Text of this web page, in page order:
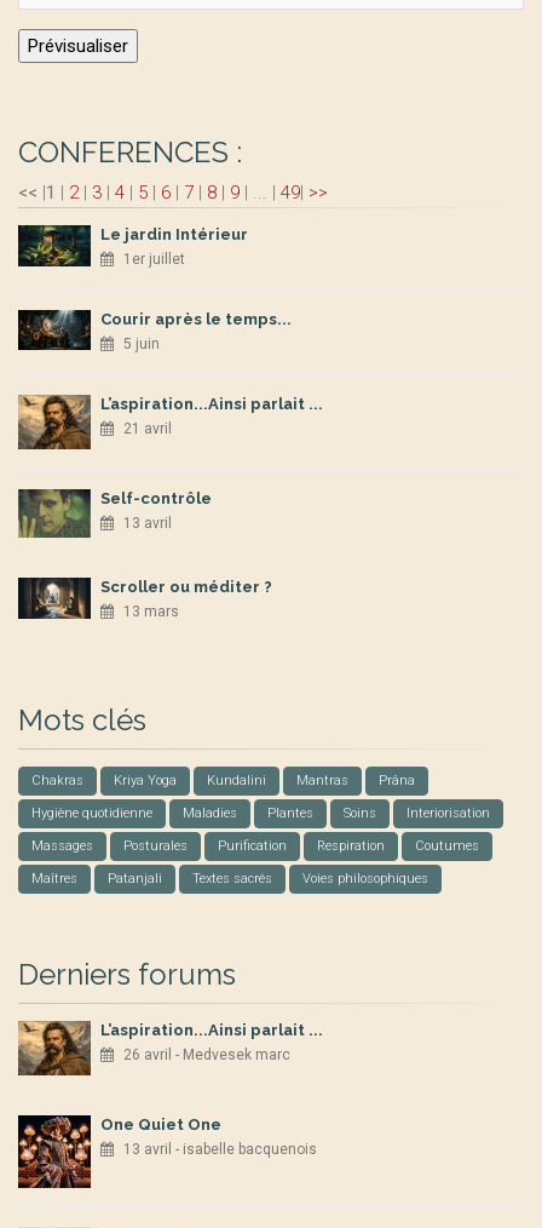
CONFERENCES :
<< |1 | 2| 3 | 4 | 5 | 6 | 7 | 8 | 9 | ... | 49| >>
Le jardin Intérieur
1er juillet
Courir après le temps...
5 juin
L’aspiration...Ainsi parlait ...
21 avril
Self-contrôle
13 avril
Scroller ou méditer ?
13 mars
Mots clés
Chakras Kriya Yoga Kundalini Mantras Prâna
Hygiène quotidienne Maladies Plantes Soins Interiorisation
Massages Posturales Purification Respiration Coutumes
Maîtres Patanjali Textes sacrés Voies philosophiques
Derniers forums
L’aspiration...Ainsi parlait ...
26 avril - Medvesek marc
One Quiet One
13 avril - isabelle bacquenois